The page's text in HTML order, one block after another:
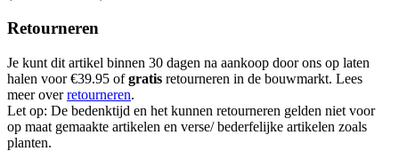
Retourneren
Je kunt dit artikel binnen 30 dagen na aankoop door ons op laten
halen voor €39.95 ofgratis retourneren in de bouwmarkt. Lees
meer overretourneren.
Let op: De bedenktijd en het kunnen retourneren gelden niet voor
op maat gemaakte artikelen en verse/ bederfelijke artikelen zoals
planten.